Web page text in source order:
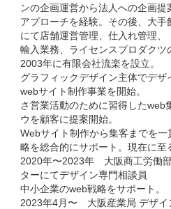
ンの企画運営から法人への企画提
アプローチを経験。その後、大
にて店舗運営管理、仕入れ管理、
輸入業務、ライセンスプロダクツ
2003年に有限会社流楽を設立。
グラフィックデザイン主体でデ
webサイト制作事業を開始。
さ営業活動のために習得したweb
ウを顧客に提案開始。
Webサイト制作から集客までを
略を総合的にサポート。現在に至
2020年〜2023年 大阪商工労働
ターにてデザイン専門相談員
中小企業のweb戦略をサポート。
2023年4月〜 大阪産業局 デザイ